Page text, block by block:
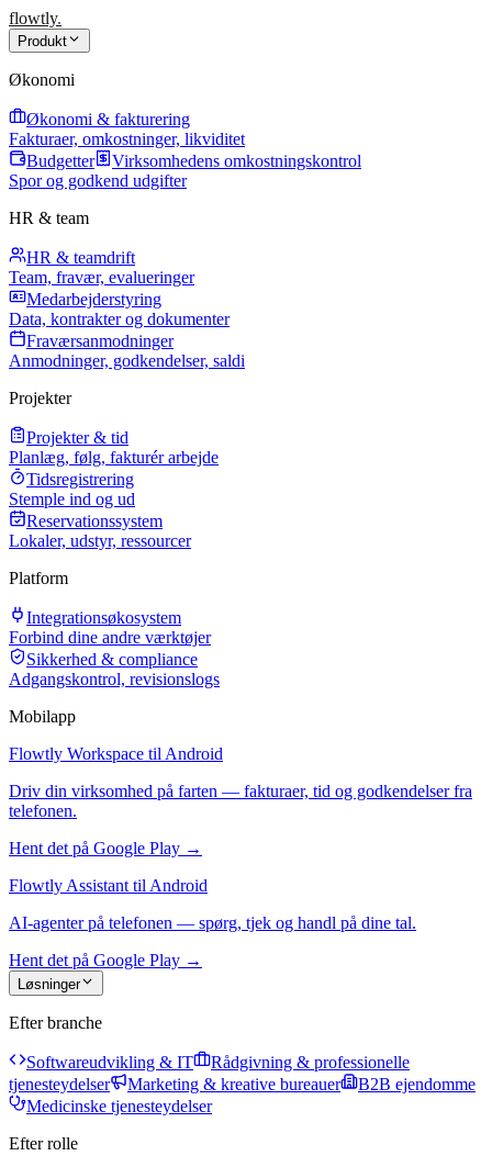
flowtly.
Produkt
Økonomi
Økonomi & fakturering
Fakturaer, omkostninger, likviditet
Budgetter
Virksomhedens omkostningskontrol
Spor og godkend udgifter
HR & team
HR & teamdrift
Team, fravær, evalueringer
Medarbejderstyring
Data, kontrakter og dokumenter
Fraværsanmodninger
Anmodninger, godkendelser, saldi
Projekter
Projekter & tid
Planlæg, følg, fakturér arbejde
Tidsregistrering
Stemple ind og ud
Reservationssystem
Lokaler, udstyr, ressourcer
Platform
Integrationsøkosystem
Forbind dine andre værktøjer
Sikkerhed & compliance
Adgangskontrol, revisionslogs
Mobilapp
Flowtly Workspace til Android
Driv din virksomhed på farten — fakturaer, tid og godkendelser fra
telefonen.
Hent det på Google Play →
Flowtly Assistant til Android
AI-agenter på telefonen — spørg, tjek og handl på dine tal.
Hent det på Google Play →
Løsninger
Efter branche
Softwareudvikling & IT
Rådgivning & professionelle
tjenesteydelser
Marketing & kreative bureauer
B2B ejendomme
Medicinske tjenesteydelser
Efter rolle